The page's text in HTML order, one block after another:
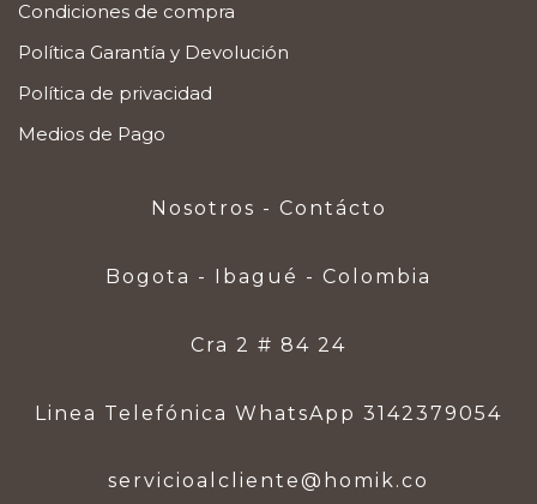
Condiciones de compra
Política Garantía y Devolución
Política de privacidad
Medios de Pago
Nosotros - Contácto
Bogota - Ibagué - Colombia
Cra 2 # 84 24
Linea Telefónica WhatsApp 3142379054
servicioalcliente@homik.co